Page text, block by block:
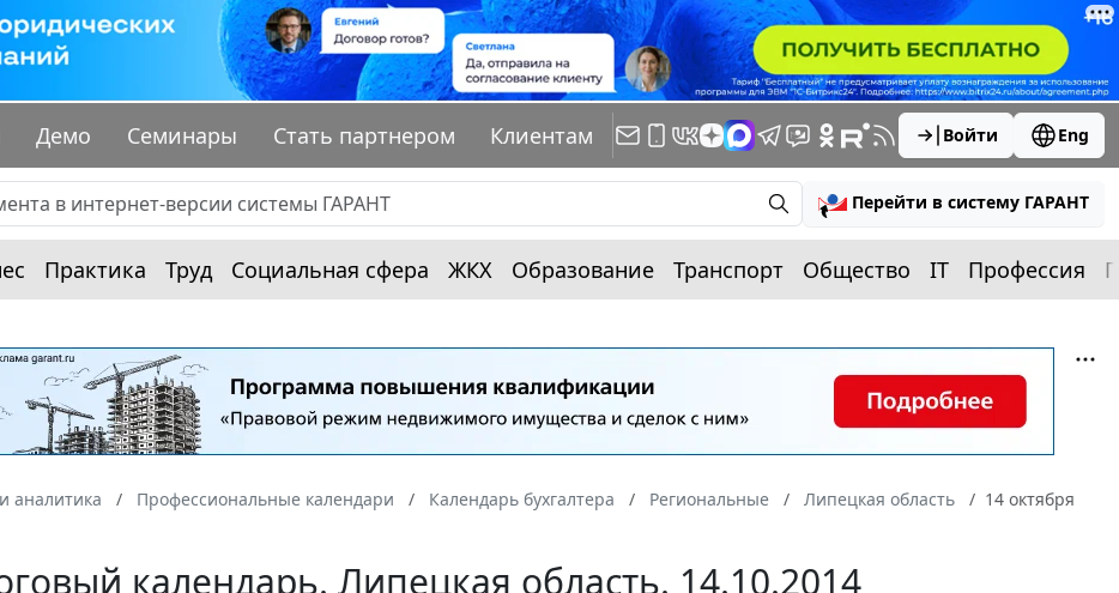
Демо Семинары Стать партнером Клиентам Войти Eng
Перейти в систему ГАРАНТ
Практика Труд Социальная сфера ЖКХ Образование Транспорт Общество IT Профессия
аналитика Профессиональные календари Календарь бухгалтера Региональные Липецкая область
14 октября
календарь. Липецкая область. 14.10.2014